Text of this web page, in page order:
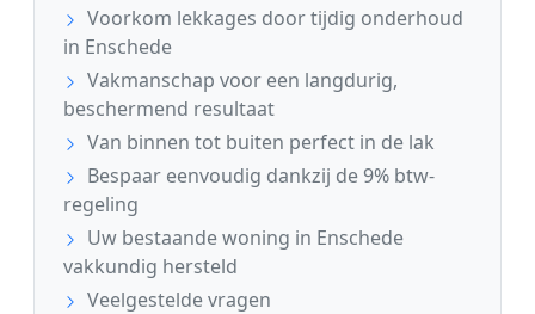
Voorkom lekkages door tijdig onderhoud
in Enschede
Vakmanschap voor een langdurig,
beschermend resultaat
Van binnen tot buiten perfect in de lak
Bespaar eenvoudig dankzij de 9% btw-
regeling
Uw bestaande woning in Enschede
vakkundig hersteld
Veelgestelde vragen